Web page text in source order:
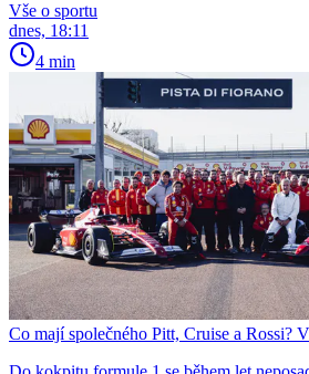
Vše o sportu
dnes, 18:11
4 min
Co mají společného Pitt, Cruise a Rossi?